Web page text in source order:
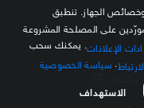
الجهاز. تنطبق
على المصلحة المشروعة
الإعلانات . يمكنك سحب
سياسة الخصوصية
الاستهداف